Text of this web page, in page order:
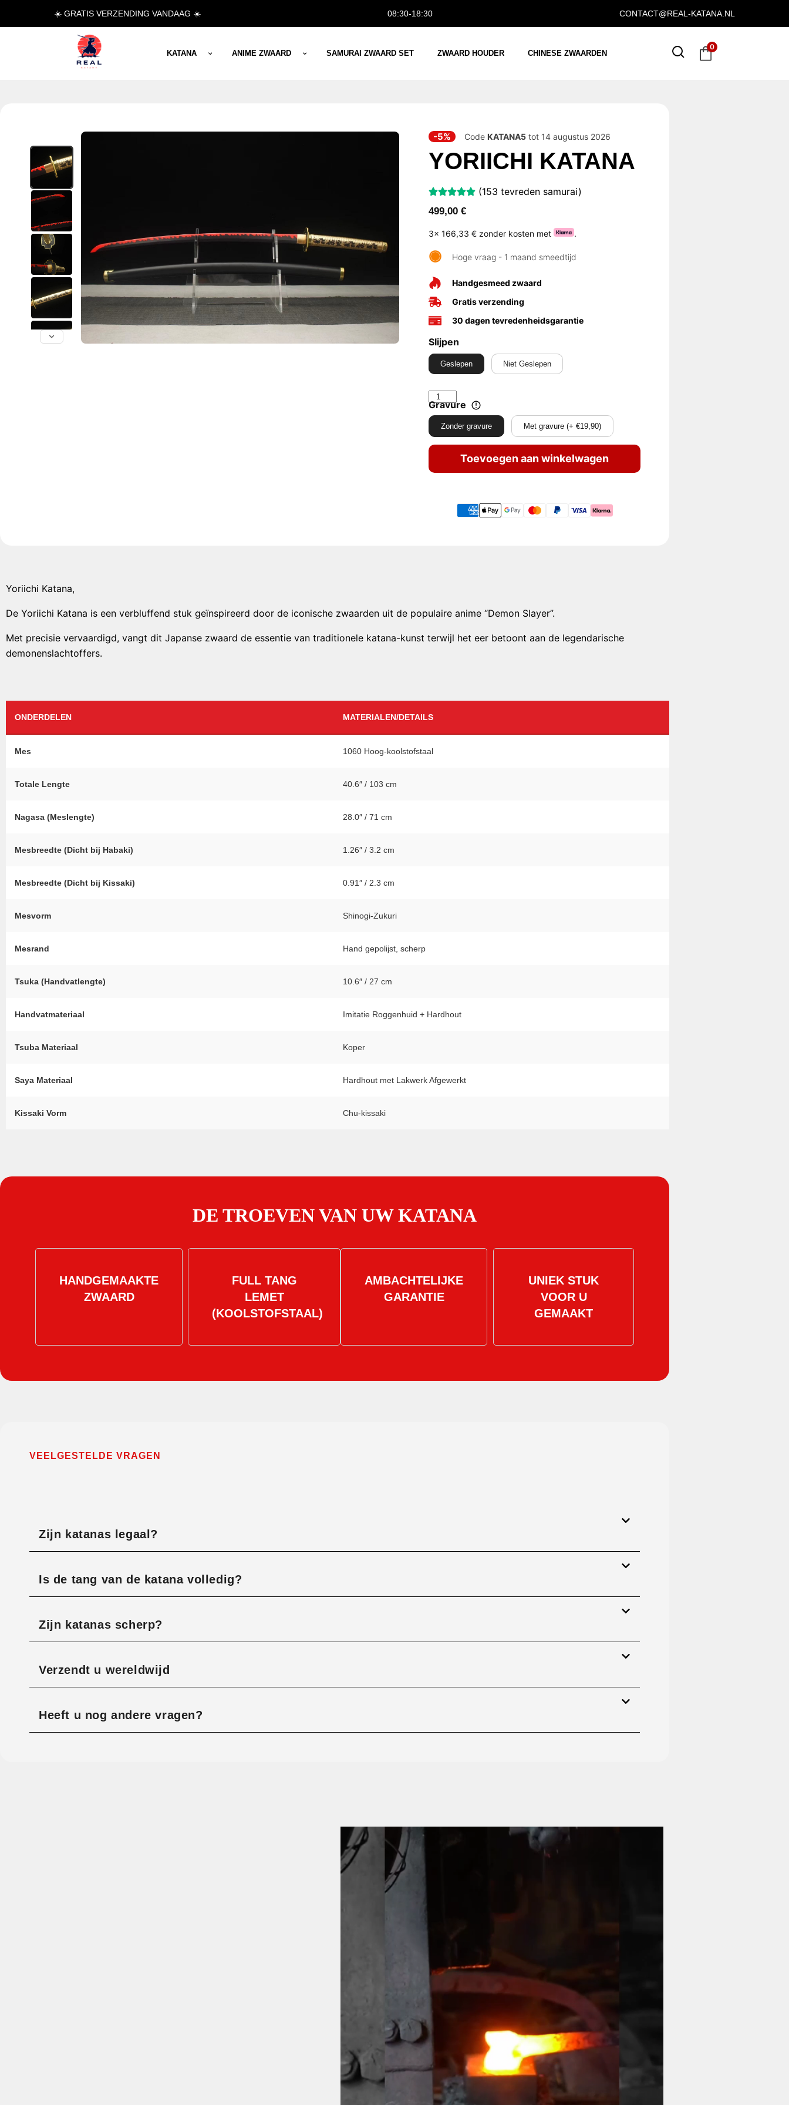
☀️ GRATIS VERZENDING VANDAAG ☀️ 08:30-18:30 CONTACT@REAL-KATANA.NL
KATANA ANIME ZWAARD SAMURAI ZWAARD SET ZWAARD HOUDER CHINESE ZWAARDEN
0
-5% Code KATANA5tot 14 augustus 2026
YORIICHI KATANA
(153 tevreden samurai)
499,00 €
3x 166,33 € zonder kosten met .
Hoge vraag - 1 maand smeedtijd
Handgesmeed zwaard
Gratis verzending
30 dagen tevredenheidsgarantie
Slijpen
Geslepen Niet Geslepen
Gravure
Zonder gravure Met gravure (+ €19,90)
Toevoegen aan winkelwagen
Yoriichi Katana,
De Yoriichi Katana is een verbluffend stuk geïnspireerd door de iconische zwaarden uit de populaire anime “Demon Slayer”.
Met precisie vervaardigd, vangt dit Japanse zwaard de essentie van traditionele katana-kunst terwijl het eer betoont aan de legendarische
demonenslachtoffers.
ONDERDELEN MATERIALEN/DETAILS
Mes 1060 Hoog-koolstofstaal
Totale Lengte 40.6″ / 103 cm
Nagasa (Meslengte) 28.0″ / 71 cm
Mesbreedte (Dicht bij Habaki) 1.26″ / 3.2 cm
Mesbreedte (Dicht bij Kissaki) 0.91″ / 2.3 cm
Mesvorm Shinogi-Zukuri
Mesrand Hand gepolijst, scherp
Tsuka (Handvatlengte) 10.6″ / 27 cm
Handvatmateriaal Imitatie Roggenhuid + Hardhout
Tsuba Materiaal Koper
Saya Materiaal Hardhout met Lakwerk Afgewerkt
Kissaki Vorm Chu-kissaki
DE TROEVEN VAN UW KATANA
HANDGEMAAKTE
ZWAARD
FULL TANG
LEMET
(KOOLSTOFSTAAL)
AMBACHTELIJKE
GARANTIE
UNIEK STUK
VOOR U
GEMAAKT
VEELGESTELDE VRAGEN
Zijn katanas legaal?
Is de tang van de katana volledig?
Zijn katanas scherp?
Verzendt u wereldwijd
Heeft u nog andere vragen?